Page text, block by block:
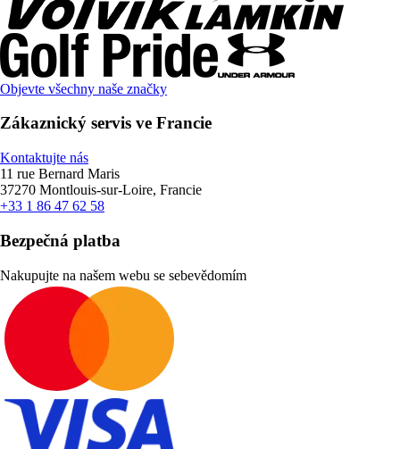
Objevte všechny naše značky
Zákaznický servis ve Francie
Kontaktujte nás
11 rue Bernard Maris
37270 Montlouis-sur-Loire, Francie
+33 1 86 47 62 58
Bezpečná platba
Nakupujte na našem webu se sebevědomím